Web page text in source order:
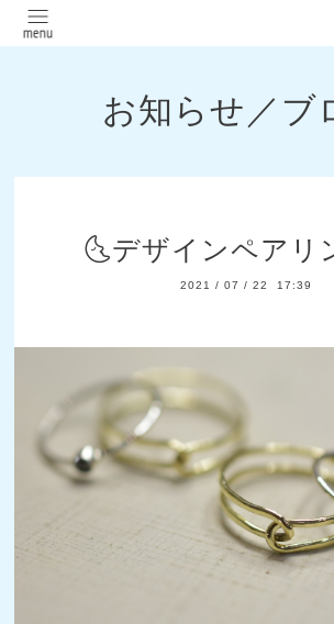
お知らせ／ブ
🌜デザインペアリ
2021 / 07 / 22 17:39